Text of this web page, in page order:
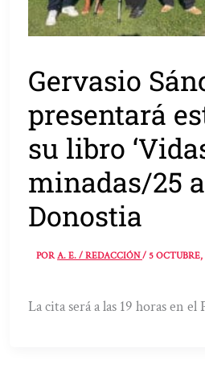
Gervasio
presentará
su libro
minadas/25
Donostia
PORA. E. / REDACCIÓN/5 OCTUBRE,
La cita será a las 19 horas en